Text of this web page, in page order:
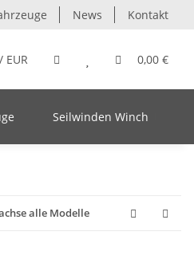
News Kontakt
EUR 0,00 €
Seilwinden Winch
alle Modelle